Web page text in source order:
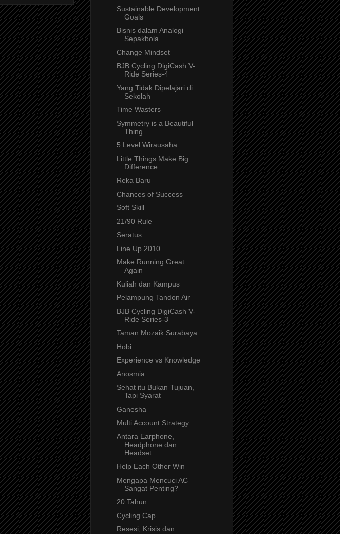
Sustainable Development
Goals
Bisnis dalam Analogi
Sepakbola
Change Mindset
BJB Cycling DigiCash V-
Ride Series-4
Yang Tidak Dipelajari di
Sekolah
Time Wasters
Symmetry is a Beautiful
Thing
5 Level Wirausaha
Little Things Make Big
Difference
Reka Baru
Chances of Success
Soft Skill
21/90 Rule
Seratus
Line Up 2010
Make Running Great
Again
Kuliah dan Kampus
Pelampung Tandon Air
BJB Cycling DigiCash V-
Ride Series-3
Taman Mozaik Surabaya
Hobi
Experience vs Knowledge
Anosmia
Sehat itu Bukan Tujuan,
Tapi Syarat
Ganesha
Multi Account Strategy
Antara Earphone,
Headphone dan
Headset
Help Each Other Win
Mengapa Mencuci AC
Sangat Penting?
20 Tahun
Cycling Cap
Resesi, Krisis dan